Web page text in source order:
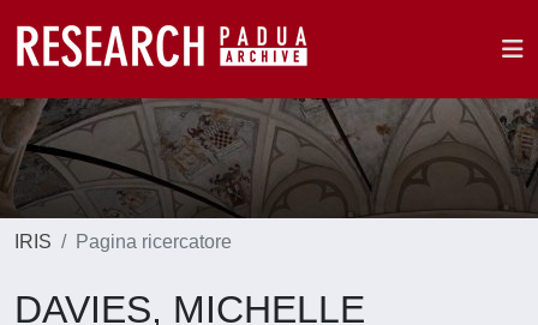
IRIS Pagina ricercatore
DAVIES, MICHELLE